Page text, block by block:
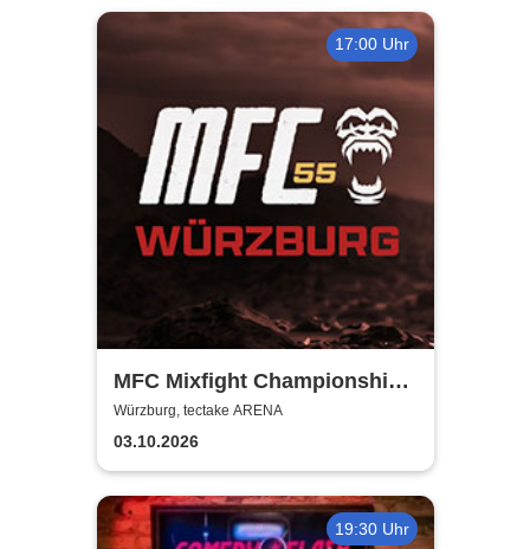
17:00 Uhr
MFC Mixfight Championship |
Würzburg
Würzburg, tectake ARENA
03.10.2026
19:30 Uhr